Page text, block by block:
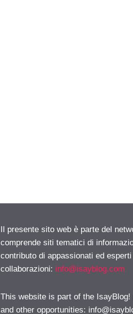
Il presente sito web è parte del
comprende siti tematici di
contributo di appassionati ed
collaborazioni: info@isayblog.com
This website is part of the
and other opportunities: